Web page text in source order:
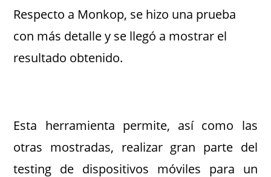
Respecto a Monkop, se hizo una prueba
con más detalle y se llegó a mostrar el
resultado obtenido.
Esta herramienta permite, así como las
otras mostradas, realizar gran parte del
testing de dispositivos móviles para un